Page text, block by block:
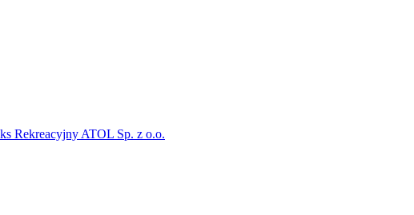
Rekreacyjny ATOL Sp. z o.o.